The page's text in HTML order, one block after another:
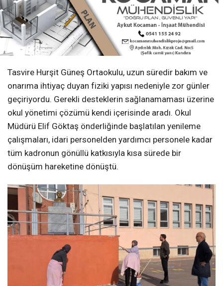
Tasvire Hurşit Güneş Ortaokulu, uzun süredir bakım ve
onarıma ihtiyaç duyan fiziki yapısı nedeniyle zor günler
geçiriyordu. Gerekli desteklerin sağlanamaması üzerine
okul yönetimi çözümü kendi içerisinde aradı. Okul
Müdürü Elif Göktaş önderliğinde başlatılan yenileme
çalışmaları, idari personelden yardımcı personele kadar
tüm kadronun gönüllü katkısıyla kısa sürede bir
dönüşüm hareketine dönüştü.